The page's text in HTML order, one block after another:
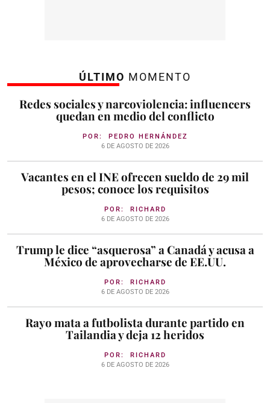
ÚLTIMO MOMENTO
Redes sociales y narcoviolencia: influencers
quedan en medio del conflicto
POR: PEDRO HERNÁNDEZ
6 DE AGOSTO DE 2026
Vacantes en el INE ofrecen sueldo de 29 mil
pesos; conoce los requisitos
POR: RICHARD
6 DE AGOSTO DE 2026
Trump le dice “asquerosa” a Canadá y acusa a
México de aprovecharse de EE.UU.
POR: RICHARD
6 DE AGOSTO DE 2026
Rayo mata a futbolista durante partido en
Tailandia y deja 12 heridos
POR: RICHARD
6 DE AGOSTO DE 2026